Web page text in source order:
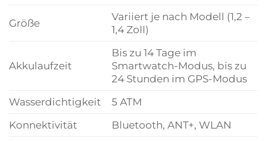
Größe
Variiert je nach Modell (1,2 –
1,4 Zoll)
Akkulaufzeit
Bis zu 14 Tage im
Smartwatch-Modus, bis zu
24 Stunden im GPS-Modus
Wasserdichtigkeit
5 ATM
Konnektivität
Bluetooth, ANT+, WLAN